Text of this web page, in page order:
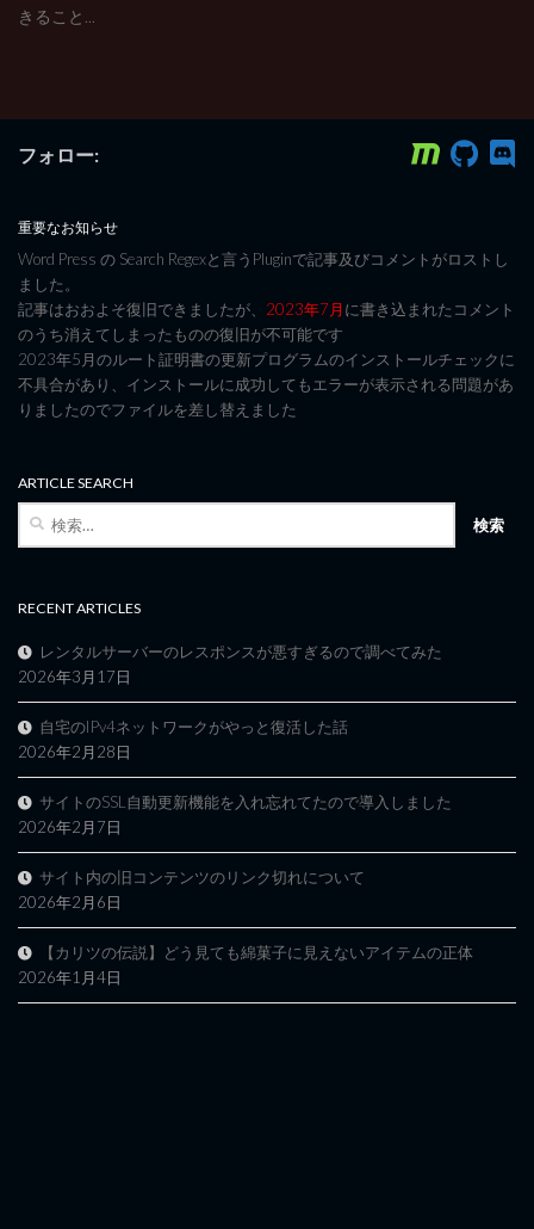
きること...
フォロー:
重要なお知らせ
Word Press の Search Regexと言うPluginで記事及びコメントがロストし
ました。
記事はおおよそ復旧できましたが、 2023年7月に書き込まれたコメント
のうち消えてしまったものの復旧が不可能です
2023年5月のルート証明書の更新プログラムのインストールチェックに
不具合があり、インストールに成功してもエラーが表示される問題があ
りましたのでファイルを差し替えました
ARTICLE SEARCH
検
RECENT ARTICLES
レンタルサーバーのレスポンスが悪すぎるので調べてみた
2026年3月17日
自宅のIPv4ネットワークがやっと復活した話
2026年2月28日
サイトのSSL自動更新機能を入れ忘れてたので導入しました
2026年2月7日
サイト内の旧コンテンツのリンク切れについて
2026年2月6日
【カリツの伝説】どう見ても綿菓子に見えないアイテムの正体
2026年1月4日